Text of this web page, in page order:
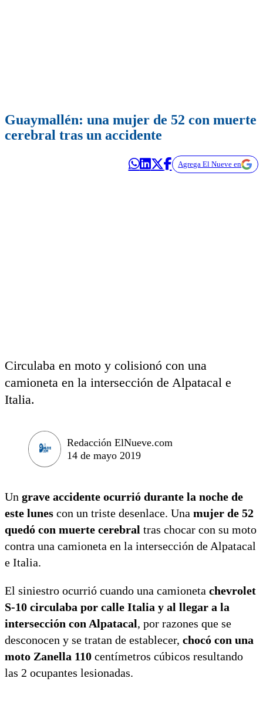
Guaymallén: una mujer de 52 con muerte
cerebral tras un accidente
Agrega El Nueve en
Circulaba en moto y colisionó con una
camioneta en la intersección de Alpatacal e
Italia.
Redacción ElNueve.com
14 de mayo 2019
Un grave accidente ocurrió durante la noche de
este lunes con un triste desenlace. Una mujer de 52
quedó con muerte cerebral tras chocar con su moto
contra una camioneta en la intersección de Alpatacal
e Italia.
El siniestro ocurrió cuando una camioneta chevrolet
S-10 circulaba por calle Italia y al llegar a la
intersección con Alpatacal, por razones que se
desconocen y se tratan de establecer, chocó con una
moto Zanella 110 centímetros cúbicos resultando
las 2 ocupantes lesionadas.